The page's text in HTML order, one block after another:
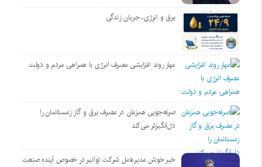
برق و انرژی، جریان زندگی
مهار روند افزایشی مصرف انرژی با همراهی مردم و دولت
صرفه‌جویی همزمان در مصرف برق و گاز زمستانمان را
دل‌انگیزتر می‌کند
خبر خوش مدیرعامل شرکت توانیر در خصوص آینده صنعت